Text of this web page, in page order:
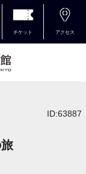
チケット アクセス
ID:63887